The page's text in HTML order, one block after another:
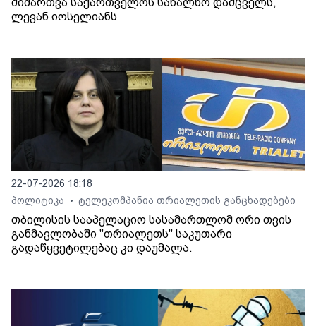
მიმართვა საქართველოს სახალხო დამცველს,
ლევან იოსელიანს
22-07-2026 18:18
პოლიტიკა
• ტელეკომპანია თრიალეთის განცხადებები
თბილისის სააპელაციო სასამართლომ ორი თვის
განმავლობაში "თრიალეთს" საკუთარი
გადაწყვეტილებაც კი დაუმალა.